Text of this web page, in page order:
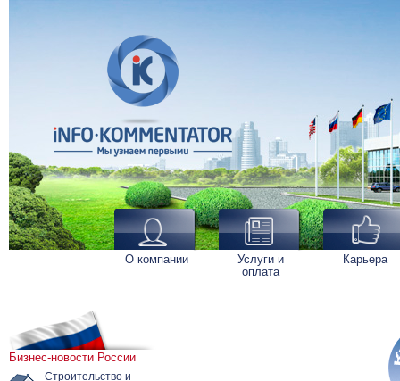
О компании
Услуги и
оплата
Карьера
Бизнес-новости России
Строительство и